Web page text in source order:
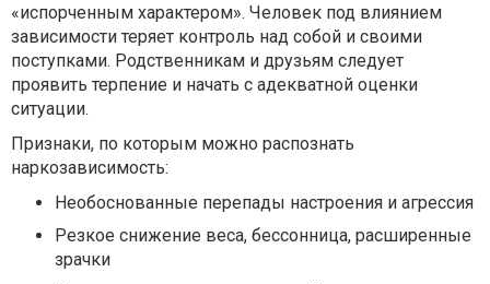
«испорченным характером». Человек под влиянием
зависимости теряет контроль над собой и своими
поступками. Родственникам и друзьям следует
проявить терпение и начать с адекватной оценки
ситуации.
Признаки, по которым можно распознать
наркозависимость:
Необоснованные перепады настроения и агрессия
Резкое снижение веса, бессонница, расширенные
зрачки